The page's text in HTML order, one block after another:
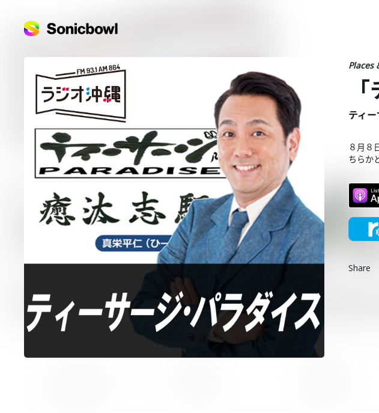
Places
ティ
８月８
ちらか
Share